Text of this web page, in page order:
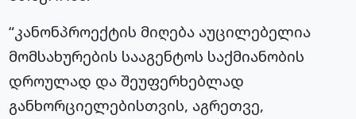
“კანონპროექტის მიღება აუცილებელია
მომსახურების სააგენტოს საქმიანობის
დროულად და შეუფერხებლად
განხორციელებისთვის, აგრეთვე,